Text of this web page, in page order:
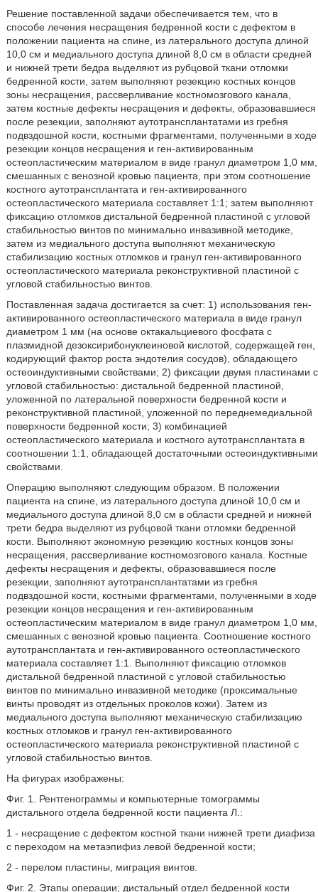
Решение поставленной задачи обеспечивается тем, что в
способе лечения несращения бедренной кости с дефектом в
положении пациента на спине, из латерального доступа длиной
10,0 см и медиального доступа длиной 8,0 см в области средней
и нижней трети бедра выделяют из рубцовой ткани отломки
бедренной кости, затем выполняют резекцию костных концов
зоны несращения, рассверливание костномозгового канала,
затем костные дефекты несращения и дефекты, образовавшиеся
после резекции, заполняют аутотрансплантатами из гребня
подвздошной кости, костными фрагментами, полученными в ходе
резекции концов несращения и ген-активированным
остеопластическим материалом в виде гранул диаметром 1,0 мм,
смешанных с венозной кровью пациента, при этом соотношение
костного аутотрансплантата и ген-активированного
остеопластического материала составляет 1:1; затем выполняют
фиксацию отломков дистальной бедренной пластиной с угловой
стабильностью винтов по минимально инвазивной методике,
затем из медиального доступа выполняют механическую
стабилизацию костных отломков и гранул ген-активированного
остеопластического материала реконструктивной пластиной с
угловой стабильностью винтов.
Поставленная задача достигается за счет: 1) использования ген-
активированного остеопластического материала в виде гранул
диаметром 1 мм (на основе октакальциевого фосфата с
плазмидной дезоксирибонуклеиновой кислотой, содержащей ген,
кодирующий фактор роста эндотелия сосудов), обладающего
остеоиндуктивными свойствами; 2) фиксации двумя пластинами с
угловой стабильностью: дистальной бедренной пластиной,
уложенной по латеральной поверхности бедренной кости и
реконструктивной пластиной, уложенной по переднемедиальной
поверхности бедренной кости; 3) комбинацией
остеопластического материала и костного аутотрансплантата в
соотношении 1:1, обладающей достаточными остеоиндуктивными
свойствами.
Операцию выполняют следующим образом. В положении
пациента на спине, из латерального доступа длиной 10,0 см и
медиального доступа длиной 8,0 см в области средней и нижней
трети бедра выделяют из рубцовой ткани отломки бедренной
кости. Выполняют экономную резекцию костных концов зоны
несращения, рассверливание костномозгового канала. Костные
дефекты несращения и дефекты, образовавшиеся после
резекции, заполняют аутотрансплантатами из гребня
подвздошной кости, костными фрагментами, полученными в ходе
резекции концов несращения и ген-активированным
остеопластическим материалом в виде гранул диаметром 1,0 мм,
смешанных с венозной кровью пациента. Соотношение костного
аутотрансплантата и ген-активированного остеопластического
материала составляет 1:1. Выполняют фиксацию отломков
дистальной бедренной пластиной с угловой стабильностью
винтов по минимально инвазивной методике (проксимальные
винты проводят из отдельных проколов кожи). Затем из
медиального доступа выполняют механическую стабилизацию
костных отломков и гранул ген-активированного
остеопластического материала реконструктивной пластиной с
угловой стабильностью винтов.
На фигурах изображены:
Фиг. 1. Рентгенограммы и компьютерные томограммы
дистального отдела бедренной кости пациента Л.:
1 - несращение с дефектом костной ткани нижней трети диафиза
с переходом на метаэпифиз левой бедренной кости;
2 - перелом пластины, миграция винтов.
Фиг. 2. Этапы операции; дистальный отдел бедренной кости